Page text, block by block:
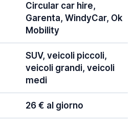
Circular car hire,
Garenta, WindyCar, Ok
Mobility
SUV, veicoli piccoli,
veicoli grandi, veicoli
medi
26 € al giorno